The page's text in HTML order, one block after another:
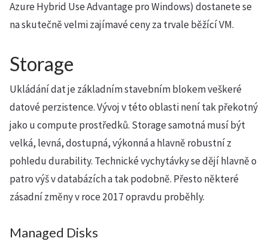
Azure Hybrid Use Advantage pro Windows) dostanete se
na skutečně velmi zajímavé ceny za trvale běžící VM.
Storage
Ukládání dat je základním stavebním blokem veškeré
datové perzistence. Vývoj v této oblasti není tak překotný
jako u compute prostředků. Storage samotná musí být
velká, levná, dostupná, výkonná a hlavně robustní z
pohledu durability. Technické vychytávky se dějí hlavně o
patro výš v databázích a tak podobně. Přesto některé
zásadní změny v roce 2017 opravdu proběhly.
Managed Disks